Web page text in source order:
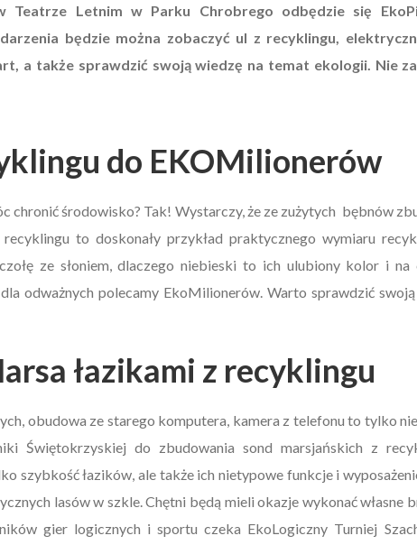
Teatrze Letnim w Parku Chrobrego odbędzie się
będzie można zobaczyć ul z recyklingu,
a także sprawdzić swoją wiedzę na temat ekologii. Nie
do EKOMilionerów
chronić środowisko? Tak! Wystarczy, że ze zużytych bębnów
to doskonały przykład praktycznego wymiaru
ze słoniem, dlaczego niebieski to ich ulubiony kolor i
odważnych polecamy EkoMilionerów. Warto sprawdzić
łazikami z recyklingu
obudowa ze starego komputera, kamera z telefonu to tylko
Świętokrzyskiej do zbudowania sond marsjańskich z
szybkość łazików, ale także ich nietypowe funkcje i
lasów w szkle. Chętni będą mieli okazje wykonać
gier logicznych i sportu czeka EkoLogiczny Turniej